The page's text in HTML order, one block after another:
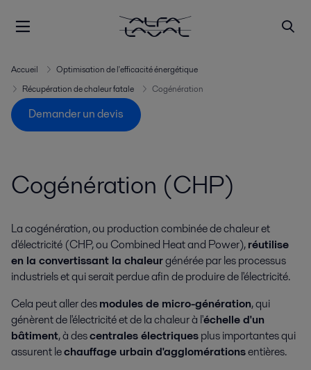
Accueil
Optimisation de l'efficacité énergétique
Récupération de chaleur fatale
Cogénération
Demander un devis
Cogénération (CHP)
La cogénération, ou production combinée de chaleur et
d'électricité (CHP, ou Combined Heat and Power),réutilise
en la convertissant la chaleurgénérée par les processus
industriels et qui serait perdue afin de produire de l'électricité.
Cela peut aller desmodules de micro-génération, qui
génèrent de l'électricité et de la chaleur à l'échelle d'un
bâtiment, à descentrales électriquesplus importantes qui
assurent lechauffage urbain d'agglomérationsentières.